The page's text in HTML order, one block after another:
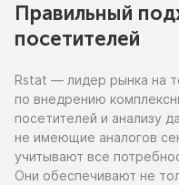
Правильный
посетителей
Rstat — лидер рынка на
по внедрению
посетителей и анализу
не имеющие аналогов
учитывают все
Они обеспечивают не